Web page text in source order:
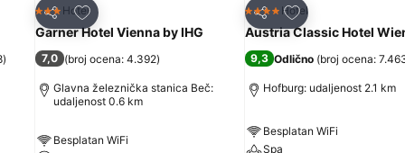
)
Deli
Dodati u favorite
3 Zvezdice
Hotel
Garner Hotel Vienna by IHG
7,0 (broj ocena: 4.392)
Glavna železnička stanica Beč:
udaljenost 0.6 km
Besplatan WiFi
Deli
Dodati u favorite
4 Zvezdice
Hotel
Austria Classic Hotel
9,3 Odlično (broj ocena:
Hofburg: udaljenost 2.1 km
Besplatan WiFi
Spa